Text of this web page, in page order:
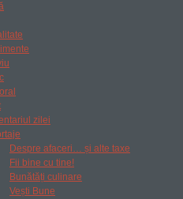
zilei
Despre afaceri… și alte taxe
Fii bine cu tine!
Bunătăți culinare
Vești Bune